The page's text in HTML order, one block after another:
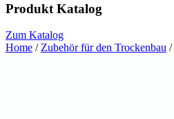
Produkt Katalog
Zum Katalog
Home /Zubehör für den Trockenbau /